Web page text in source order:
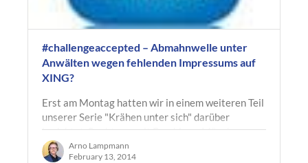
#challengeaccepted – Abmahnwelle unter
Anwälten wegen fehlenden Impressums auf
XING?
Erst am Montag hatten wir in einem weiteren Teil
unserer Serie "Krähen unter sich" darüber
berichtet. Rechtsanwalt Fuschi aus München
wurde von einem Kollegen aus…
Arno Lampmann
February 13, 2014